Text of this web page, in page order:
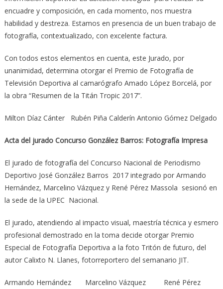
encuadre y composición, en cada momento, nos muestra
habilidad y destreza. Estamos en presencia de un buen trabajo de
fotografía, contextualizado, con excelente factura.
Con todos estos elementos en cuenta, este Jurado, por
unanimidad, determina otorgar el Premio de Fotografía de
Televisión Deportiva al camarógrafo Amado López Borcelá, por
la obra “Resumen de la Titán Tropic 2017”.
Milton Díaz Cánter Rubén Piña Calderín Antonio Gómez Delgado
Acta del jurado Concurso González Barros: Fotografía Impresa
El jurado de fotografía del Concurso Nacional de Periodismo
Deportivo José González Barros 2017 integrado por Armando
Hernández, Marcelino Vázquez y René Pérez Massola sesionó en
la sede de la UPEC Nacional.
El jurado, atendiendo al impacto visual, maestría técnica y esmero
profesional demostrado en la toma decide otorgar Premio
Especial de Fotografía Deportiva a la foto Tritón de futuro, del
autor Calixto N. Llanes, fotorreportero del semanario JIT.
Armando Hernández Marcelino Vázquez René Pérez